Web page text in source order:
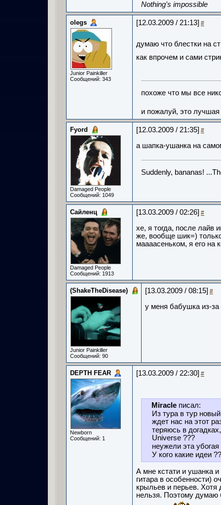
Nothing's impossible
olegs
Junior Painkiller
Сообщений: 343
[12.03.2009 / 21:13] #
думаю что блестки на
как впрочем и сами
похоже что мы все
и пожалуй, это
Fyord
Damaged People
Сообщений: 1049
[12.03.2009 / 21:35] #
а шапка-ушанка на
Suddenly, bananas!
Сайленц
Damaged People
Сообщений: 1913
[13.03.2009 / 02:26] #
хе, я тогда, после лайв
же, вообще шик=)
маааасеньком, я его на
(ShakeTheDisease)
Junior Painkiller
Сообщений: 90
[13.03.2009 / 08:15] #
у меня бабушка из-
DEPTH FEAR
Newborn
Сообщений: 1
[13.03.2009 / 22:30] #
Miracle писал:
Из тура в тур
ждет нас на этот
теряюсь в
Universe ???
неужели эта
У кого какие идеи
А мне кстати и ушанка
гитара в особенности)
крыльев и перьев. Хотя
нельзя. Поэтому думаю